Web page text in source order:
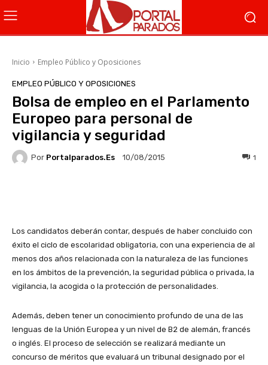
Inicio Empleo Público y Oposiciones
EMPLEO PÚBLICO Y OPOSICIONES
Bolsa de empleo en el Parlamento
Europeo para personal de
vigilancia y seguridad
Por Portalparados.es 10/08/2015 1
Los candidatos deberán contar, después de haber concluido con
éxito el ciclo de escolaridad obligatoria, con una experiencia de al
menos dos años relacionada con la naturaleza de las funciones
en los ámbitos de la prevención, la seguridad pública o privada, la
vigilancia, la acogida o la protección de personalidades.
Además, deben tener un conocimiento profundo de una de las
lenguas de la Unión Europea y un nivel de B2 de alemán, francés
o inglés. El proceso de selección se realizará mediante un
concurso de méritos que evaluará un tribunal designado por el